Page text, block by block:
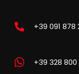
+39 091 878
+39 328